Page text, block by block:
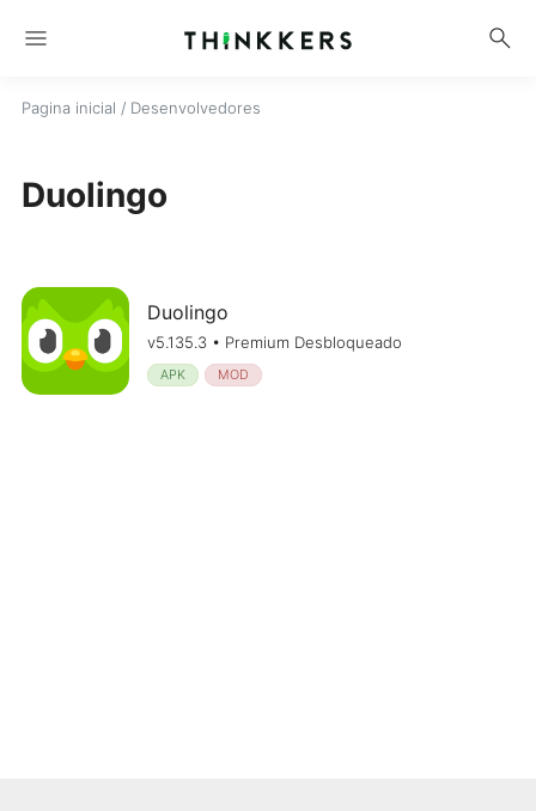
menu search
Pagina inicial / Desenvolvedores
Duolingo
Duolingo
v5.135.3 • Premium Desbloqueado
APK MOD